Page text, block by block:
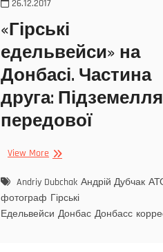
26.12.2017
«Гірські
едельвейси» на
Донбасі. Частина
друга: Підземелля
передової
View More
Andriy Dubchak Андрій Дубчак
фотограф Гірські
Едельвейси Донбас Донбасс